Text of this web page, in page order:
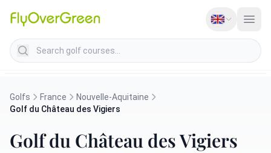
Search golf courses
Golfs France
Nouvelle-Aquitaine
Golf du Château des Vigiers
Golf du Château des Vigiers